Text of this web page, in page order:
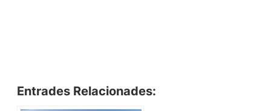
Entrades Relacionades: